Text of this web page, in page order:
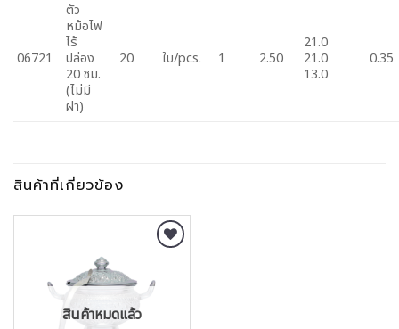
06721
ตัว
หม้อไฟ
ไร้
ปล่อง
20 ซม.
(ไม่มี
ฝา)
20 ใบ/pcs. 1 2.50
21.0
21.0
13.0
0.35
สินค้าที่เกี่ยวข้อง
สินค้าหมดแล้ว